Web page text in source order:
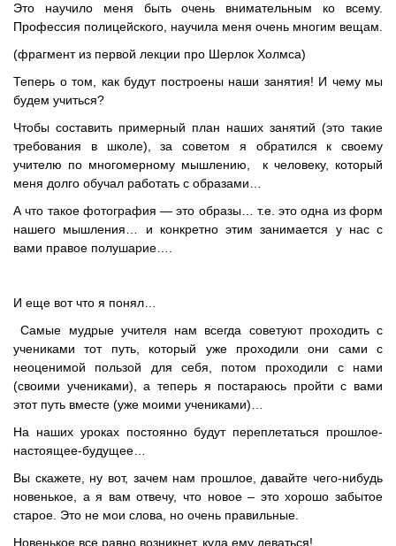
Это научило меня быть очень внимательным ко всему.
Профессия полицейского, научила меня очень многим вещам.
(фрагмент из первой лекции про Шерлок Холмса)
Теперь о том, как будут построены наши занятия! И чему мы
будем учиться?
Чтобы составить примерный план наших занятий (это такие
требования в школе), за советом я обратился к своему
учителю по многомерному мышлению, к человеку, который
меня долго обучал работать с образами…
А что такое фотография — это образы… т.е. это одна из форм
нашего мышления… и конкретно этим занимается у нас с
вами правое полушарие….
И еще вот что я понял…
Самые мудрые учителя нам всегда советуют проходить с
учениками тот путь, который уже проходили они сами с
неоценимой пользой для себя, потом проходили с нами
(своими учениками), а теперь я постараюсь пройти с вами
этот путь вместе (уже моими учениками)…
На наших уроках постоянно будут переплетаться прошлое-
настоящее-будущее…
Вы скажете, ну вот, зачем нам прошлое, давайте чего-нибудь
новенькое, а я вам отвечу, что новое – это хорошо забытое
старое. Это не мои слова, но очень правильные.
Новенькое все равно возникнет, куда ему деваться!